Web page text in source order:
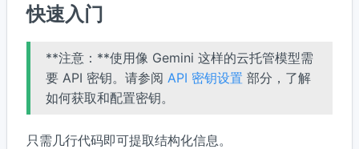
快速入门
**注意：**使用像 Gemini 这样的云托管模型需
要 API 密钥。请参阅 API 密钥设置 部分，了解
如何获取和配置密钥。
只需几行代码即可提取结构化信息。